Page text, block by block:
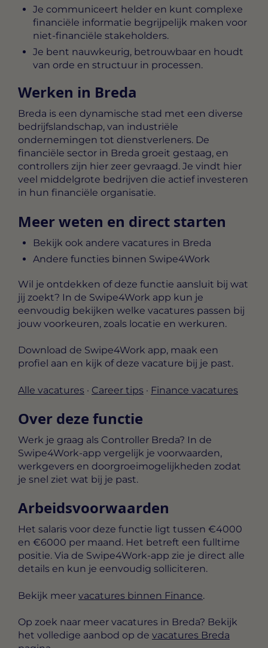
Je communiceert helder en kunt complexe
financiële informatie begrijpelijk maken voor
niet-financiële stakeholders.
Je bent nauwkeurig, betrouwbaar en houdt
van orde en structuur in processen.
Werken in Breda
Breda is een dynamische stad met een diverse
bedrijfslandschap, van industriële
ondernemingen tot dienstverleners. De
financiële sector in Breda groeit gestaag, en
controllers zijn hier zeer gevraagd. Je vindt hier
veel middelgrote bedrijven die actief investeren
in hun financiële organisatie.
Meer weten en direct starten
Bekijk ook andere vacatures in Breda
Andere functies binnen Swipe4Work
Wil je ontdekken of deze functie aansluit bij wat
jij zoekt? In de Swipe4Work app kun je
eenvoudig bekijken welke vacatures passen bij
jouw voorkeuren, zoals locatie en werkuren.
Download de Swipe4Work app, maak een
profiel aan en kijk of deze vacature bij je past.
Alle vacatures · Career tips · Finance vacatures
Over deze functie
Werk je graag als Controller Breda? In de
Swipe4Work-app vergelijk je voorwaarden,
werkgevers en doorgroeimogelijkheden zodat
je snel ziet wat bij je past.
Arbeidsvoorwaarden
Het salaris voor deze functie ligt tussen €4000
en €6000 per maand . Het betreft een fulltime
positie. Via de Swipe4Work-app zie je direct alle
details en kun je eenvoudig solliciteren.
Bekijk meer vacatures binnen Finance.
Op zoek naar meer vacatures in Breda? Bekijk
het volledige aanbod op de vacatures Breda